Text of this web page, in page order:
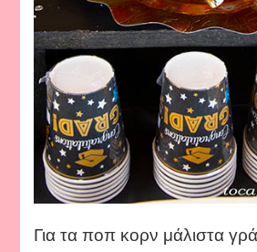
Για τα ποπ κορν μάλιστα